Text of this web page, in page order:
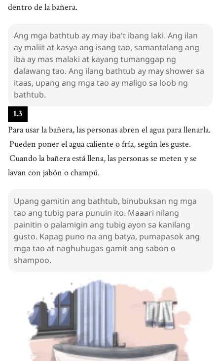
dentro de la bañera.
Ang mga bathtub ay may iba't ibang laki. Ang ilan
ay maliit at kasya ang isang tao, samantalang ang
iba ay mas malaki at kayang tumanggap ng
dalawang tao. Ang ilang bathtub ay may shower sa
itaas, upang ang mga tao ay maligo sa loob ng
bathtub.
1.3
Para usar la bañera, las personas abren el agua para llenarla.
Pueden poner el agua caliente o fría, según les guste.
Cuando la bañera está llena, las personas se meten y se
lavan con jabón o champú.
Upang gamitin ang bathtub, binubuksan ng mga
tao ang tubig para punuin ito. Maaari nilang
painitin o palamigin ang tubig ayon sa kanilang
gusto. Kapag puno na ang batya, pumapasok ang
mga tao at naghuhugas gamit ang sabon o
shampoo.